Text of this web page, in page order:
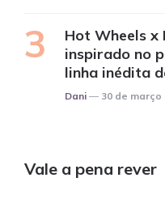
Hot Wheels x
inspirado no
linha inédita
Posted
Dani 30 de março
Vale a pena rever